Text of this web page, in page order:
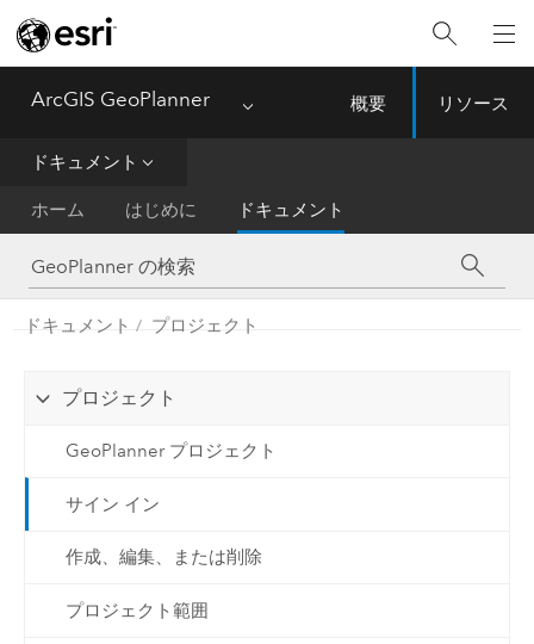
ArcGIS GeoPlanner Menu 概要 リソース
ドキュメント
ホーム はじめに ドキュメント
ドキュメント プロジェクト
プロジェクト
GeoPlanner プロジェクト
サイン イン
作成、編集、または削除
プロジェクト範囲